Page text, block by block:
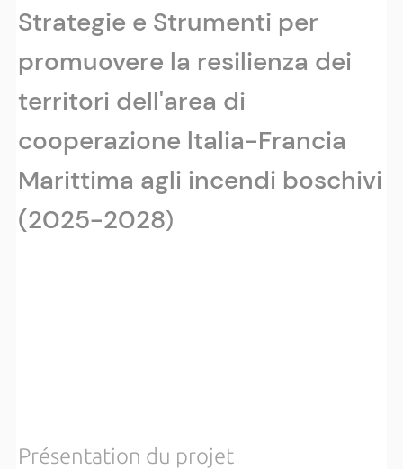
Strategie e Strumenti per
promuovere la resilienza dei
territori dell'area di
cooperazione ltalia-Francia
Marittima agli incendi boschivi
(2025-2028)
Présentation du projet